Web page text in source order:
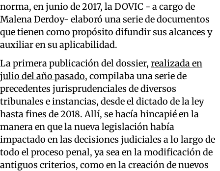
norma, en junio de 2017, la DOVIC - a cargo de
Malena Derdoy- elaboró una serie de documentos
que tienen como propósito difundir sus alcances y
auxiliar en su aplicabilidad.
La primera publicación del dossier, realizada en
julio del año pasado, compilaba una serie de
precedentes jurisprudenciales de diversos
tribunales e instancias, desde el dictado de la ley
hasta fines de 2018. Allí, se hacía hincapié en la
manera en que la nueva legislación había
impactado en las decisiones judiciales a lo largo de
todo el proceso penal, ya sea en la modificación de
antiguos criterios, como en la creación de nuevos